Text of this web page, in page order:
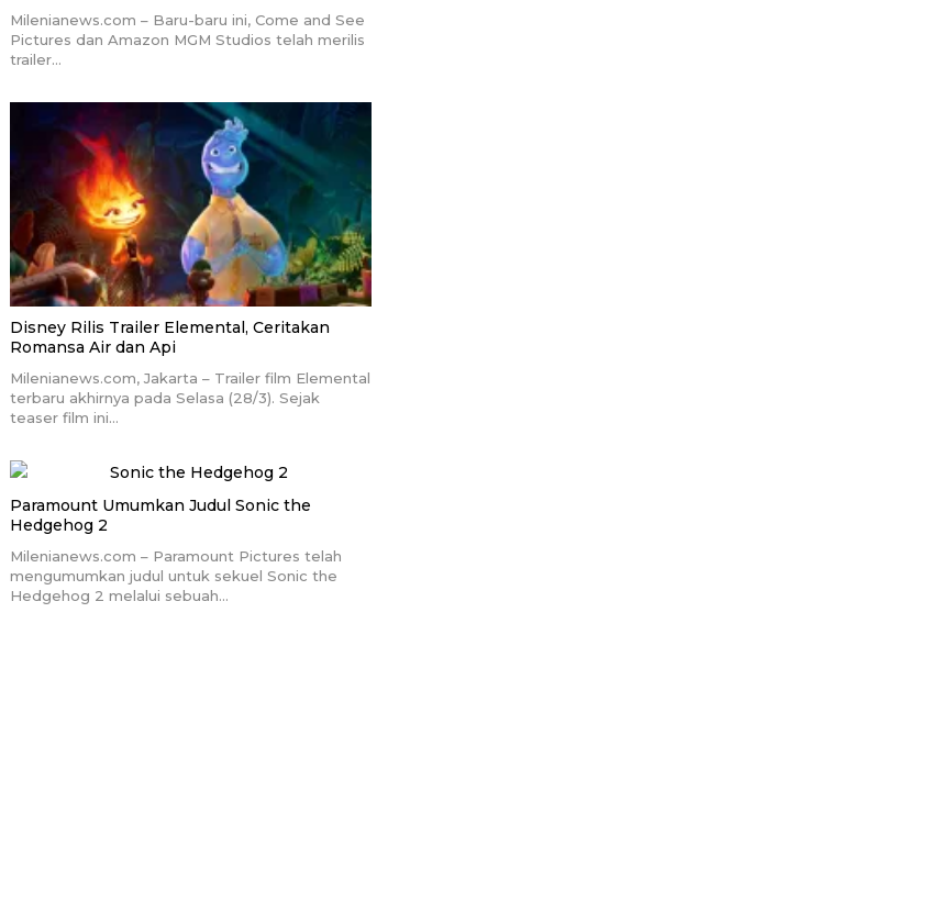
Milenianews.com – Baru-baru ini, Come and See
Pictures dan Amazon MGM Studios telah merilis
trailer…
Disney Rilis Trailer Elemental, Ceritakan
Romansa Air dan Api
Milenianews.com, Jakarta – Trailer film Elemental
terbaru akhirnya pada Selasa (28/3). Sejak
teaser film ini…
Paramount Umumkan Judul Sonic the
Hedgehog 2
Milenianews.com – Paramount Pictures telah
mengumumkan judul untuk sekuel Sonic the
Hedgehog 2 melalui sebuah…